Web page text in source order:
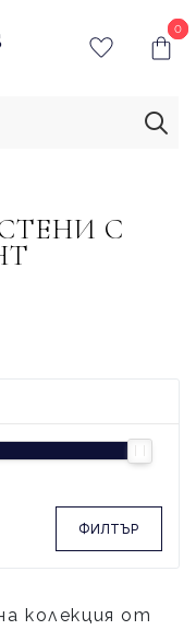
0
0
С
ФИЛТЪР
колекция от